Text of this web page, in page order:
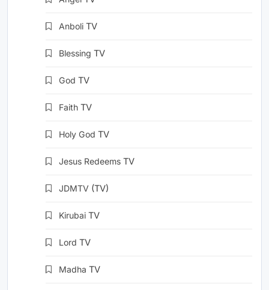
Anboli TV
Blessing TV
God TV
Faith TV
Holy God TV
Jesus Redeems TV
JDMTV (TV)
Kirubai TV
Lord TV
Madha TV